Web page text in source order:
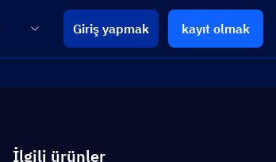
Giriş yapmak kayıt olmak
İlgili ürünler